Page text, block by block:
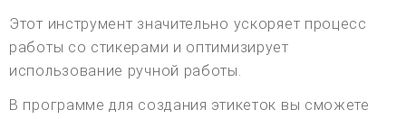
Этот инструмент значительно ускоряет процесс
работы со стикерами и оптимизирует
использование ручной работы.
В программе для создания этикеток вы сможете